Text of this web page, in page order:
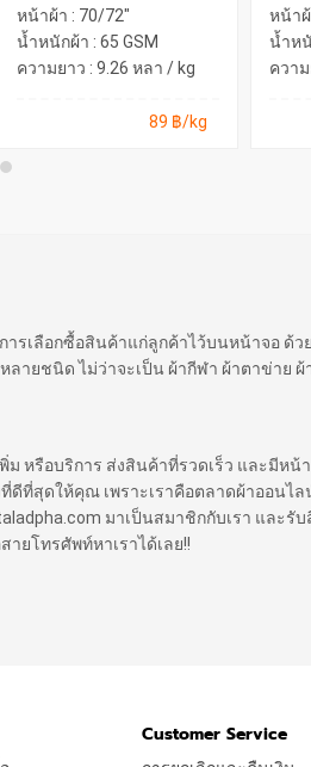
หน้าผ้า : 70/72"
น้ำหนักผ้า : 65 GSM
ความยาว : 9.26 หลา / kg
89 ฿/kg
หน้า
น้ำหนั
ควา
รเลือกซื้อสินค้าแก่ลูกค้าไว้บนหน้าจอ ด้ว
ายชนิด ไม่ว่าจะเป็น ผ้ากีฬา ผ้าตาข่าย ผ้
หรือบริการ ส่งสินค้าที่รวดเร็ว และมีหน้
ดีที่สุดให้คุณ เพราะเราคือตลาดผ้าออนไล
มาเป็นสมาชิกกับเรา และรั
ยโทรศัพท์หาเราได้เลย!!
Customer Service